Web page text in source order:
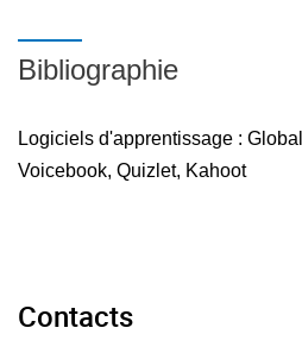
Bibliographie
Logiciels d'apprentissage :
Voicebook, Quizlet, Kahoot
Contacts